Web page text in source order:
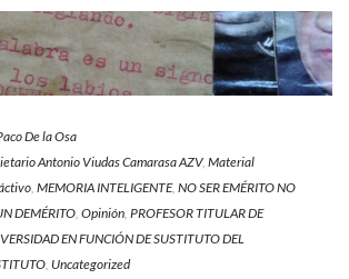
De la Osa
Antonio Viudas Camarasa AZV, Material
MEMORIA INTELIGENTE, NO SER EMÉRITO NO
DEMÉRITO Opinión PROFESOR TITULAR DE
EN FUNCIÓN DE SUSTITUTO DEL
Uncategorized